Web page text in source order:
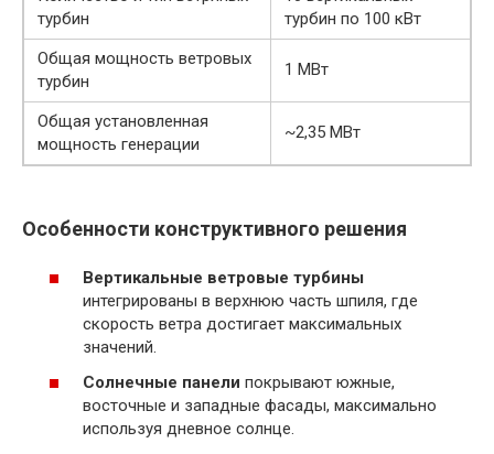
турбин
турбин по 100 кВт
Общая мощность ветровых
турбин
1 МВт
Общая установленная
мощность генерации
~2,35 МВт
Особенности конструктивного решения
Вертикальные ветровые турбины
интегрированы в верхнюю часть шпиля, где
скорость ветра достигает максимальных
значений.
Солнечные панели покрывают южные,
восточные и западные фасады, максимально
используя дневное солнце.